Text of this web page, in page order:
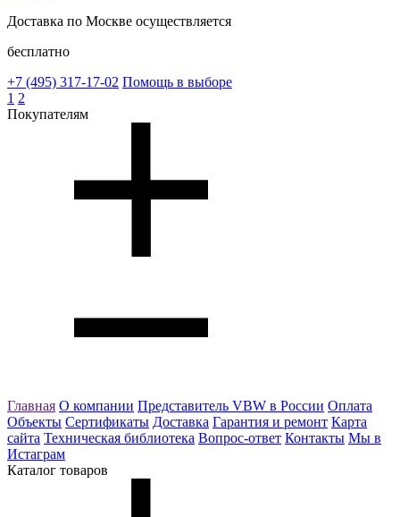
Доставка по Москве осуществляется
бесплатно
+7 (495) 317-17-02 Помощь в выборе
1 2
Покупателям
Главная О компании Представитель VBW в России Оплата
Объекты Сертификаты Доставка Гарантия и ремонт Карта
сайта Техническая библиотека Вопрос-ответ Контакты Мы в
Истаграм
Каталог товаров